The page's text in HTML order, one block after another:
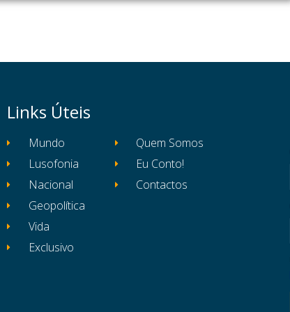
Links Úteis
Mundo
Lusofonia
Nacional
Geopolítica
Vida
Exclusivo
Quem Somos
Eu Conto!
Contactos